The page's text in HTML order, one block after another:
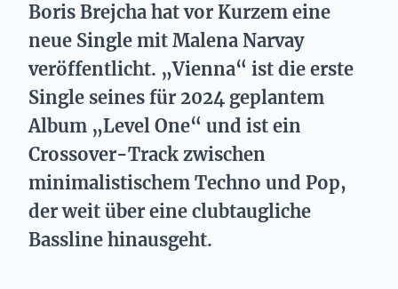
Boris Brejcha hat vor Kurzem eine
neue Single mit Malena Narvay
veröffentlicht. „Vienna“ ist die erste
Single seines für 2024 geplantem
Album „Level One“ und ist ein
Crossover-Track zwischen
minimalistischem Techno und Pop,
der weit über eine clubtaugliche
Bassline hinausgeht.